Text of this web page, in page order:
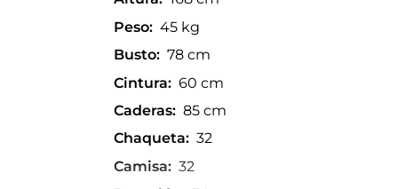
Peso: 45 kg
Busto: 78 cm
Cintura: 60 cm
Caderas: 85 cm
Chaqueta: 32
Camisa: 32